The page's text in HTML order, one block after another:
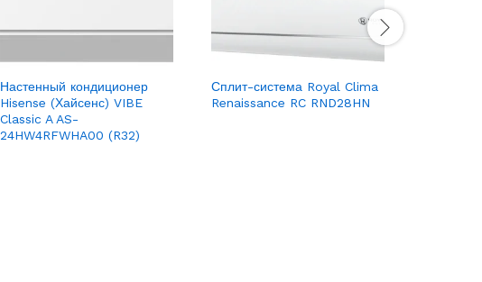
Настенный кондиционер
Hisense (Хайсенс) VIBE
Classic A AS-
24HW4RFWHA00 (R32)
Сплит-система Royal Clima
Renaissance RC RND28HN